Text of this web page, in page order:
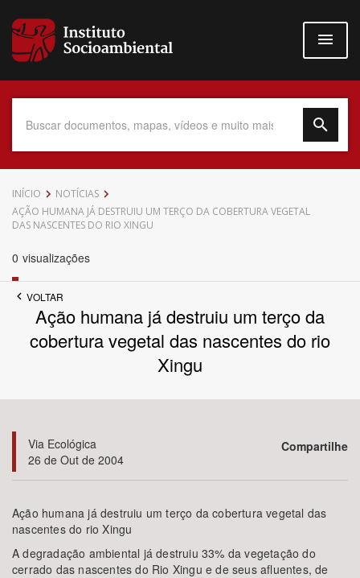
para
conteúdo
Data do Documento
Bioma / Bacia
Tema
Subtema
Área de Levantamento
Área Protegida
INÍCIO
NOTÍCIAS
AÇÃO HUMANA JÁ DESTRUIU UM TERÇO DA COBERTURA VEGETAL
DAS NASCENTES DO RIO XINGU
0 visualizações
VOLTAR
Ação humana já destruiu um terço da
cobertura vegetal das nascentes do rio
Xingu
Via Ecológica
26 de Out de 2004
Compartilhe
Ação humana já destruiu um terço da cobertura vegetal das
nascentes do rio Xingu
A degradação ambiental já destruiu 33% da vegetação do
cerrado das nascentes do Rio Xingu e de seus afluentes, de